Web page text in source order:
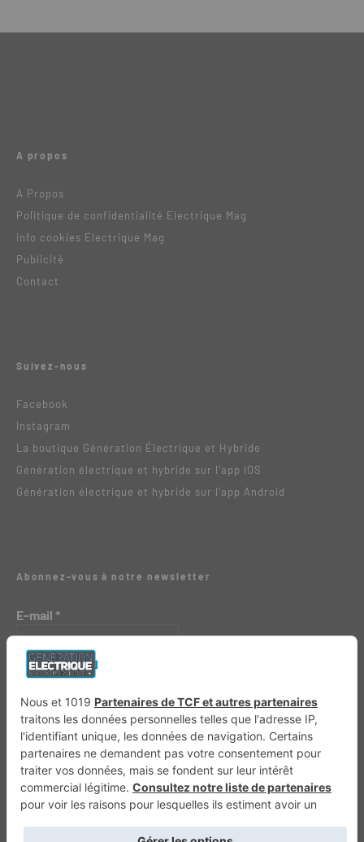
A propos
A Propos
Politique de confidentialité Electrique Mag
info cookies Electrique Mag
Publicité
Contact
Suivez-nous
Facebook
Instagram
La boutique Génération Électrique et Hybride
Génération électrique et hybride sur l’app IOS
Génération électrique et hybride sur l’app Android
Abonnez-vous à notre newsletter
E-mail *
Génération 4×4 Génération Sans Permis VTTAE.fr FullAttack MX2K